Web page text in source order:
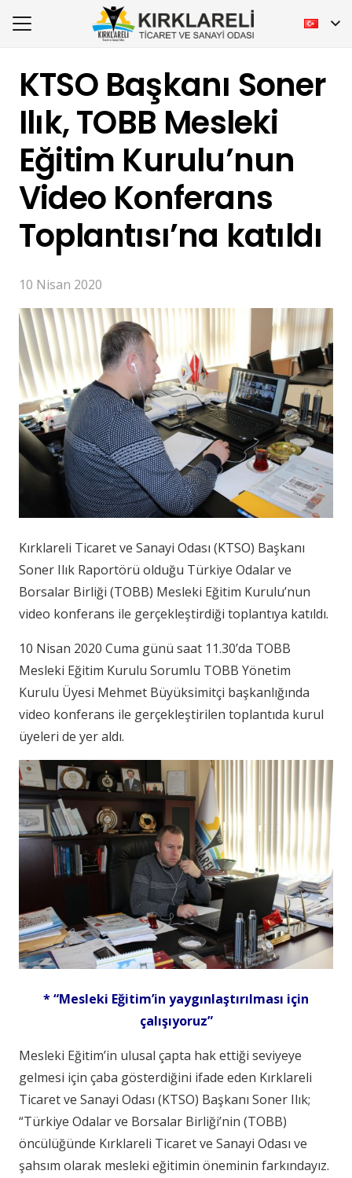
KTSO Başkanı Soner
Ilık, TOBB Mesleki
Eğitim Kurulu’nun
Video Konferans
Toplantısı’na katıldı
10 Nisan 2020
Kırklareli Ticaret ve Sanayi Odası (KTSO) Başkanı
Soner Ilık Raportörü olduğu Türkiye Odalar ve
Borsalar Birliği (TOBB) Mesleki Eğitim Kurulu’nun
video konferans ile gerçekleştirdiği toplantıya katıldı.
10 Nisan 2020 Cuma günü saat 11.30’da TOBB
Mesleki Eğitim Kurulu Sorumlu TOBB Yönetim
Kurulu Üyesi Mehmet Büyüksimitçi başkanlığında
video konferans ile gerçekleştirilen toplantıda kurul
üyeleri de yer aldı.
* “Mesleki Eğitim’in yaygınlaştırılması için
çalışıyoruz”
Mesleki Eğitim’in ulusal çapta hak ettiği seviyeye
gelmesi için çaba gösterdiğini ifade eden Kırklareli
Ticaret ve Sanayi Odası (KTSO) Başkanı Soner Ilık;
“Türkiye Odalar ve Borsalar Birliği’nin (TOBB)
öncülüğünde Kırklareli Ticaret ve Sanayi Odası ve
şahsım olarak mesleki eğitimin öneminin farkındayız.